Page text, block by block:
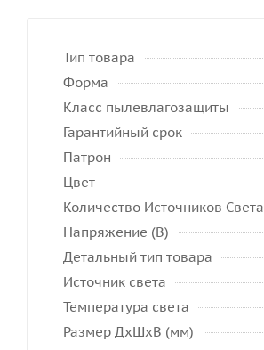
Тип товара
Форма
Класс пылевлагозащиты
Гарантийный срок
Патрон
Цвет
Количество Источников Света
Напряжение (В)
Детальный тип товара
Источник света
Температура света
Размер ДхШхВ (мм)